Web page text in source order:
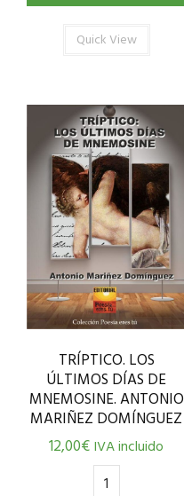
Quick View
TRÍPTICO. LOS
ÚLTIMOS DÍAS DE
MNEMOSINE. ANTONIO
MARIÑEZ DOMÍNGUEZ
12,00€IVA incluido